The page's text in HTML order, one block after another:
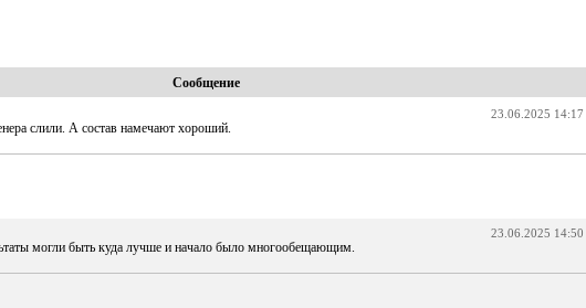
Сообщение
23.06.2025 14:17
слили. А состав намечают хороший.
23.06.2025 14:50
могли быть куда лучше и начало было многообещающим.